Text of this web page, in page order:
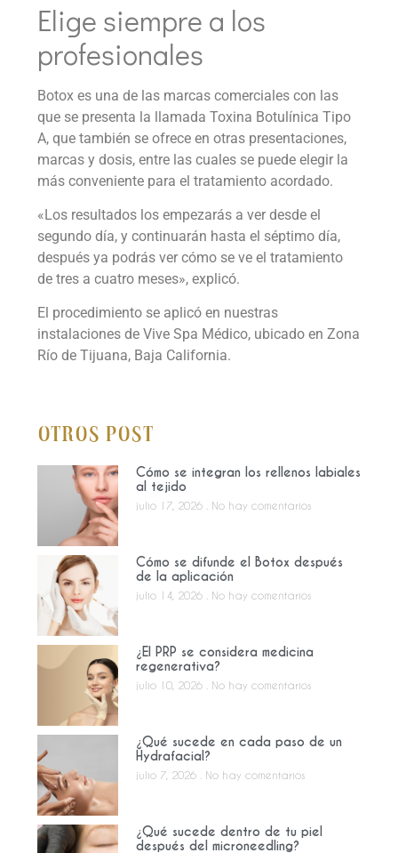
Otros Post
Cómo se integran los rellenos labiales
al tejido
julio 17, 2026 No hay comentarios
Cómo se difunde el Botox después
de la aplicación
julio 14, 2026 No hay comentarios
¿El PRP se considera medicina
regenerativa?
julio 10, 2026 No hay comentarios
¿Qué sucede en cada paso de un
Hydrafacial?
julio 7, 2026 No hay comentarios
¿Qué sucede dentro de tu piel
después del microneedling?
Elige siempre a los
profesionales
Botox es una de las marcas comerciales con las
que se presenta la llamada Toxina Botulínica Tipo
A, que también se ofrece en otras presentaciones,
marcas y dosis, entre las cuales se puede elegir la
más conveniente para el tratamiento acordado.
«Los resultados los empezarás a ver desde el
segundo día, y continuarán hasta el séptimo día,
después ya podrás ver cómo se ve el tratamiento
de tres a cuatro meses», explicó.
El procedimiento se aplicó en nuestras
instalaciones de Vive Spa Médico, ubicado en Zona
Río de Tijuana, Baja California.